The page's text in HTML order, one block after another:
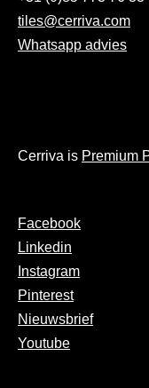
tiles@cerriva.com
Whatsapp advies
Cerriva is Premium
Facebook
Linkedin
Instagram
Pinterest
Nieuwsbrief
Youtube